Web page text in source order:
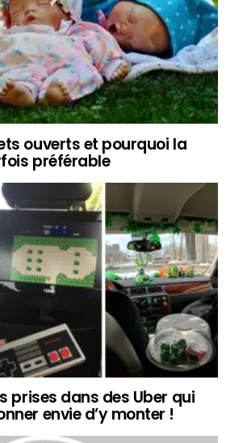
ouverts et pourquoi la
préférable
prises dans des Uber qui
envie d’y monter !